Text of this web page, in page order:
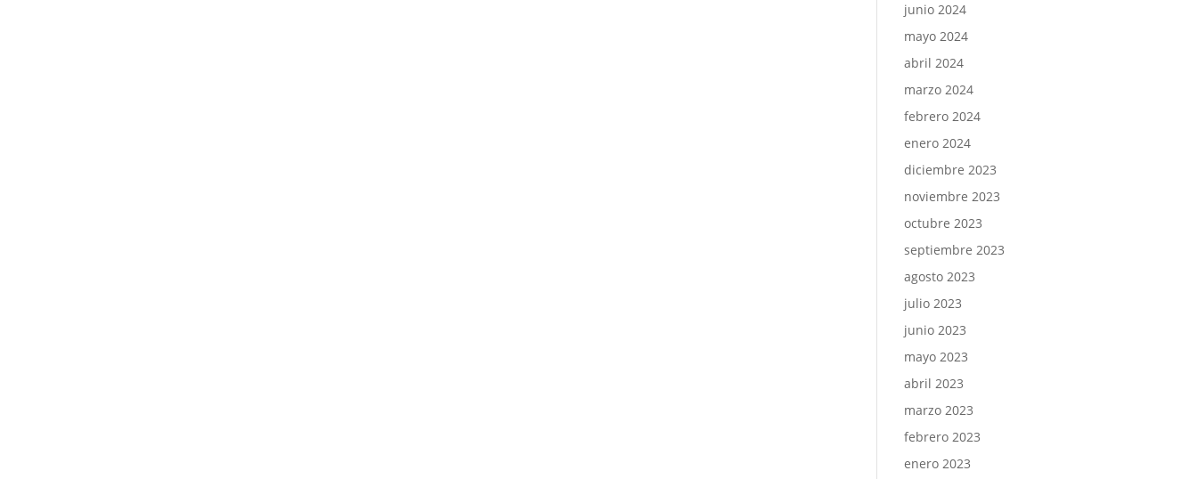
junio 2024
mayo 2024
abril 2024
marzo 2024
febrero 2024
enero 2024
diciembre 2023
noviembre 2023
octubre 2023
septiembre 2023
agosto 2023
julio 2023
junio 2023
mayo 2023
abril 2023
marzo 2023
febrero 2023
enero 2023